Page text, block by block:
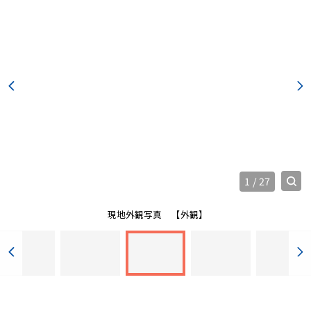
現地外観写真 【外観】
1 /27